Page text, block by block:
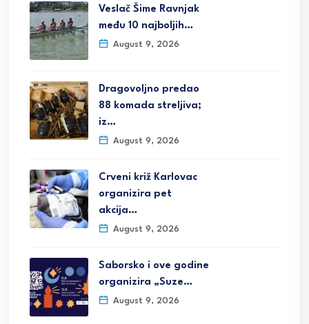
Veslač Šime Ravnjak
među 10 najboljih…
August 9, 2026
Dragovoljno predao
88 komada streljiva;
iz…
August 9, 2026
Crveni križ Karlovac
organizira pet
akcija…
August 9, 2026
Saborsko i ove godine
organizira „Suze…
August 9, 2026